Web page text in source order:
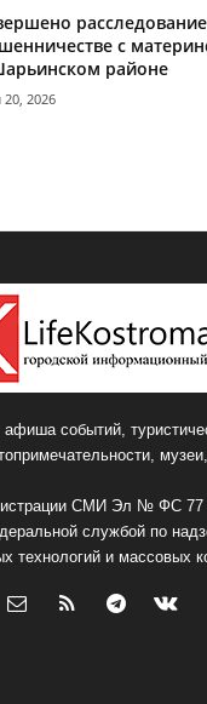
с
районе
2026
афиша событий,
СМИ Эл № ФС 77
службой по
технологий и массовых